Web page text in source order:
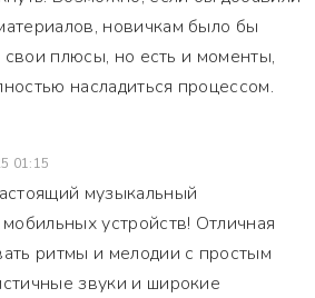
новичкам было бы
плюсы, но есть и моменты,
насладиться процессом.
01:15
музыкальный
устройств! Отличная
ритмы и мелодии с простым
звуки и широкие